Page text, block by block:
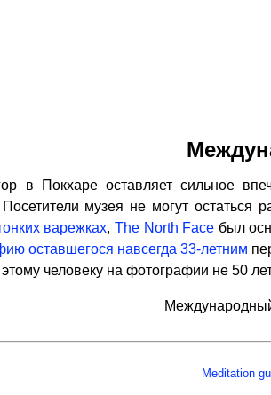
в Покхаре оставляет сильное
музея не могут
варежках,The North Face был
оставшегося навсегда 33-летним
человеку на фотографии не 50
Meditation